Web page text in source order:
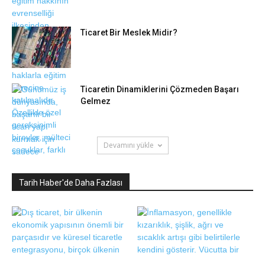
Ticaret Bir Meslek Midir?
Ticaretin Dinamiklerini Çözmeden Başarı
Gelmez
Devamını yükle
Tarih Haber'de Daha Fazlası